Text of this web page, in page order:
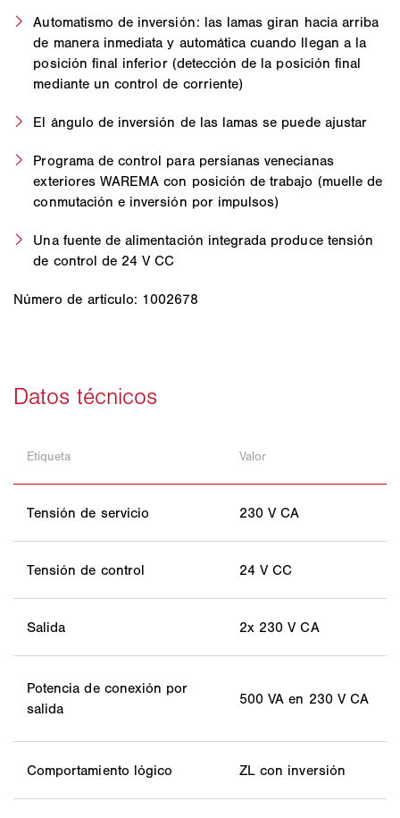
Automatismo de inversión: las lamas giran hacia arriba
de manera inmediata y automática cuando llegan a la
posición final inferior (detección de la posición final
mediante un control de corriente)
El ángulo de inversión de las lamas se puede ajustar
Programa de control para persianas venecianas
exteriores WAREMA con posición de trabajo (muelle de
conmutación e inversión por impulsos)
Una fuente de alimentación integrada produce tensión
de control de 24 V CC
Número de artículo: 1002678
Etiqueta Valor
Tensión de servicio 230 V CA
Tensión de control 24 V CC
Salida 2x 230 V CA
Potencia de conexión por
salida
500 VA en 230 V CA
Comportamiento lógico ZL con inversión